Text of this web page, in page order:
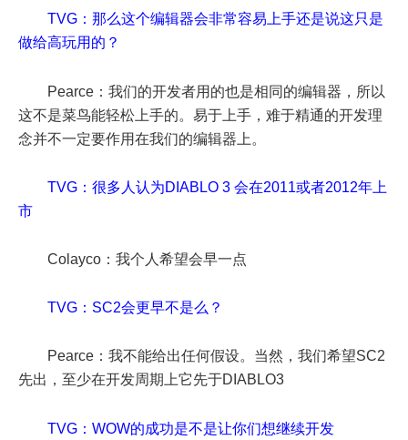
TVG：那么这个编辑器会非常容易上手还是说这只是
做给高玩用的？
Pearce：我们的开发者用的也是相同的编辑器，所以
这不是菜鸟能轻松上手的。易于上手，难于精通的开发理
念并不一定要作用在我们的编辑器上。
TVG：很多人认为DIABLO 3 会在2011或者2012年上
市
Colayco：我个人希望会早一点
TVG：SC2会更早不是么？
Pearce：我不能给出任何假设。当然，我们希望SC2
先出，至少在开发周期上它先于DIABLO3
TVG：WOW的成功是不是让你们想继续开发